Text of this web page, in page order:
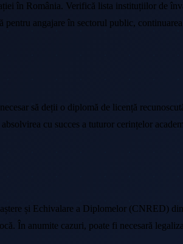
în România. Verifică lista instituțiilor de
pentru angajare în sectorul public, continuarea
să deții o diplomă de licență
cu succes a tuturor cerințelor
și Echivalare a Diplomelor (CNRED)
În anumite cazuri, poate fi necesară